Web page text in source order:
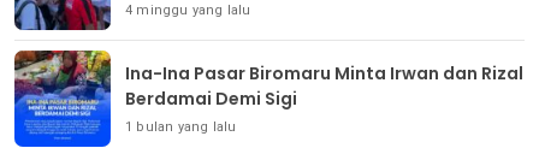
4 minggu yang lalu
Ina-Ina Pasar Biromaru Minta Irwan dan Rizal
Berdamai Demi Sigi
1 bulan yang lalu